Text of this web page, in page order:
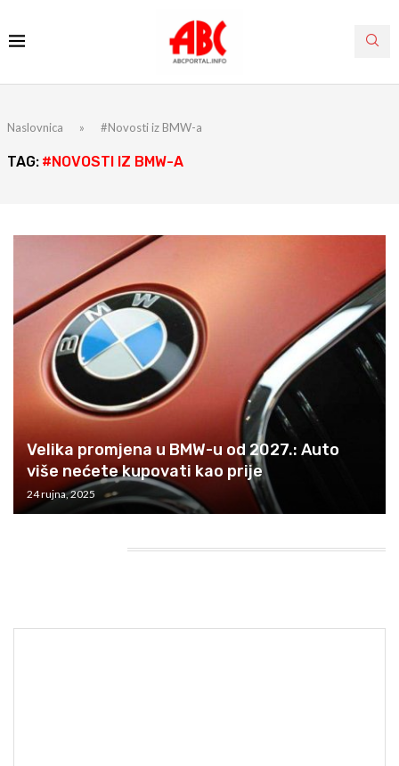
Naslovnica » #Novosti iz BMW-a
TAG: #NOVOSTI IZ BMW-A
Velika promjena u BMW-u od 2027.: Auto
više nećete kupovati kao prije
24 rujna, 2025